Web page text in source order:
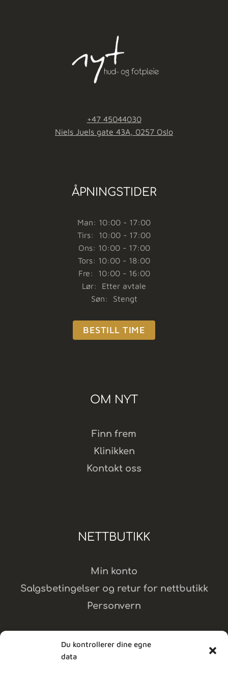
Du kontrollerer dine egne
data
+47 45044030
Niels Juels gate 43A, 0257 Oslo
ÅPNINGSTIDER
Man: 10:00 - 17:00
Tirs: 10:00 - 17:00
Ons: 10:00 - 17:00
Tors: 10:00 - 18:00
Fre: 10:00 - 16:00
Lør: Etter avtale
Søn: Stengt
BESTILL TIME
OM NYT
Finn frem
Klinikken
Kontakt oss
NETTBUTIKK
Min konto
Salgsbetingelser og retur for nettbutikk
Personvern